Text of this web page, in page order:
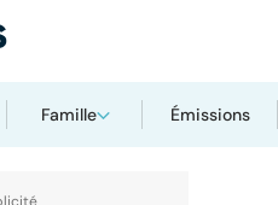
Famille Émissions